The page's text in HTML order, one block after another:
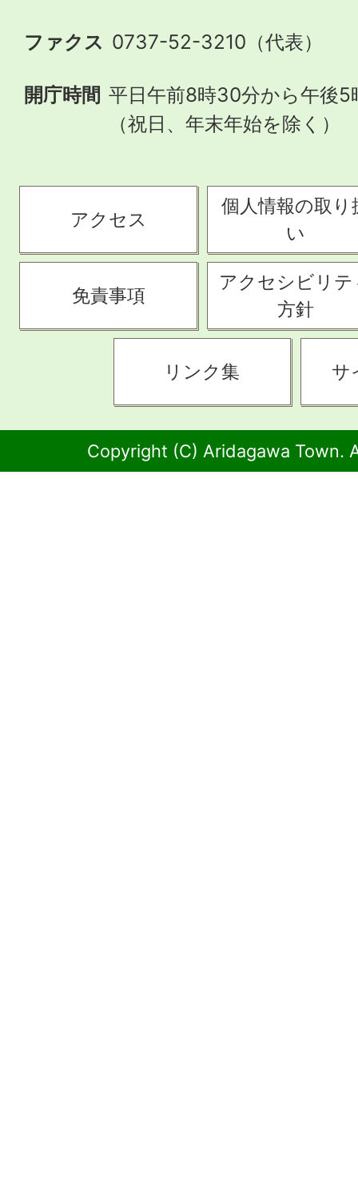
ファクス 0737-52-3210（代表）
開庁時間 平日午前8時30分から午後5
（祝日、年末年始を除く）
アクセス
個人情報の取り
い
免責事項
アクセシビリテ
方針
リンク集 サ
Copyright (C) Aridagawa Town.